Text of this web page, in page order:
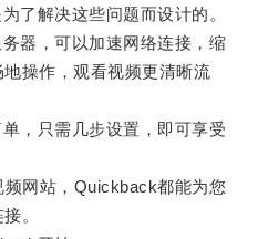
解决这些问题而设计的。
，可以加速网络连接，缩
操作，观看视频更清晰流
只需几步设置，即可享受
网站，Quickback都能为您
。